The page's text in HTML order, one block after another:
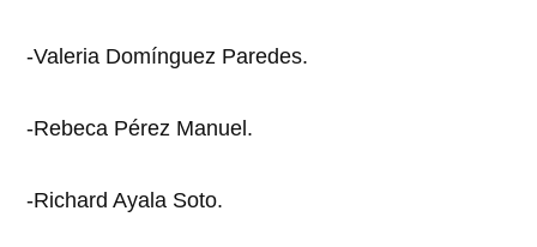
-Valeria Domínguez Paredes.
-Rebeca Pérez Manuel.
-Richard Ayala Soto.